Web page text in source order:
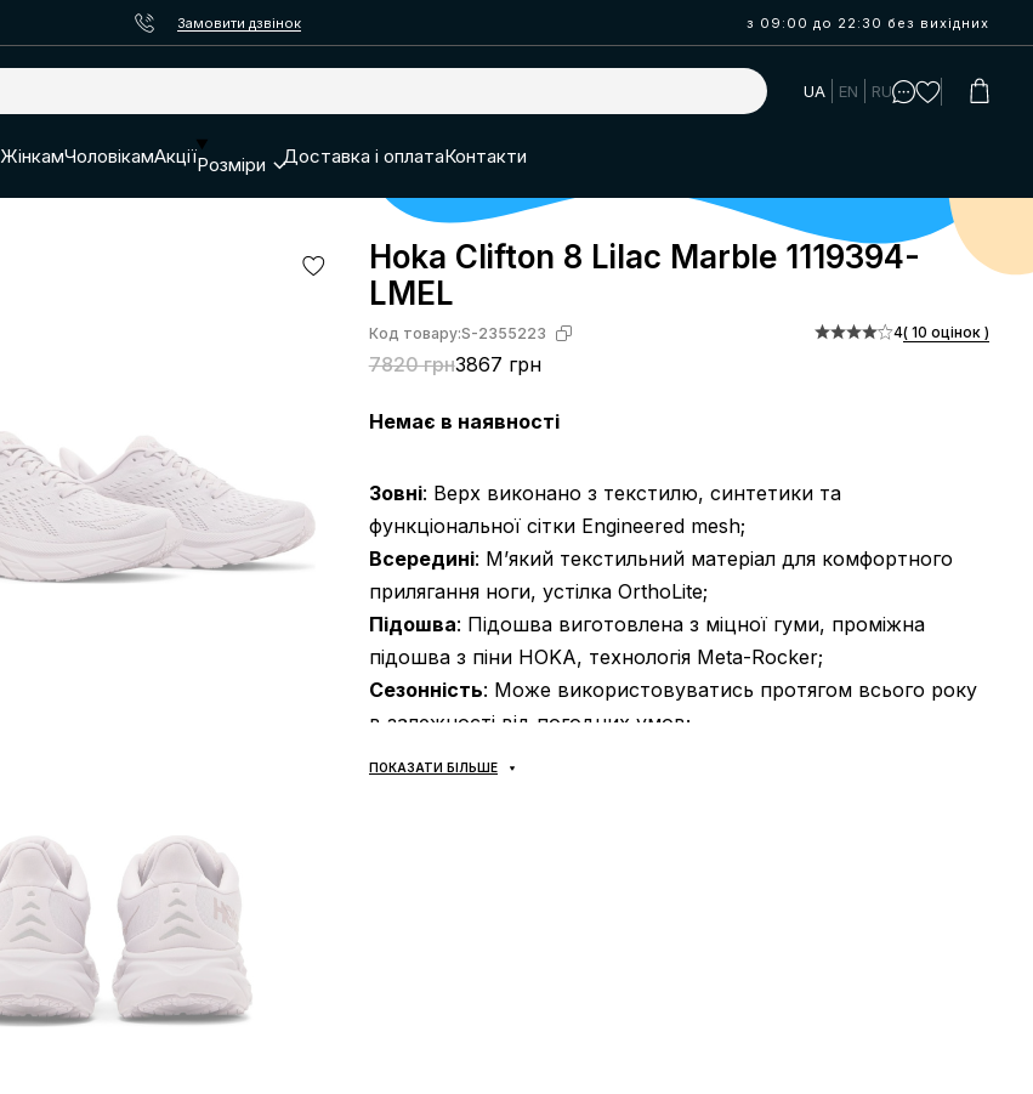
Замовити дзвінок з 09:00 до 22:30 без вихідних
UA EN RU
ЖінкамЧоловікамАкціїРозміри Доставка і оплатаКонтакти
Hoka Clifton 8 Lilac Marble 1119394-
LMEL
Код товару:S-2355223
7820 грн3867 грн
4( 10 оцінок )
Немає в наявності
Зовні: Верх виконано з текстилю, синтетики та
функціональної сітки Engineered mesh;
Всередині: М’який текстильний матеріал для комфортного
прилягання ноги, устілка OrthoLite;
Підошва: Підошва виготовлена з міцної гуми, проміжна
підошва з піни HOKA, технологія Meta-Rocker;
Сезонність: Може використовуватись протягом всього року
в залежності від погодних умов;
ПОКАЗАТИ БІЛЬШЕ